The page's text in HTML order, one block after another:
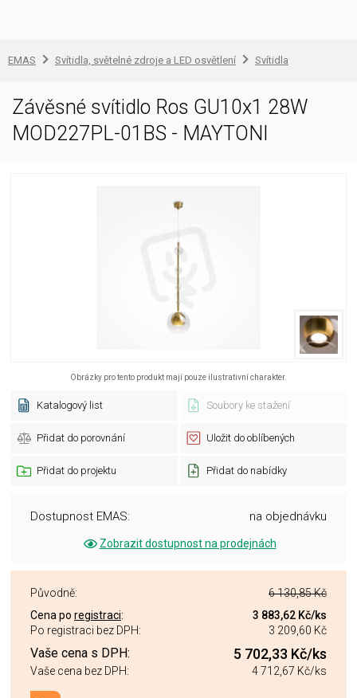
EMAS Svítidla, světelné zdroje a LED osvětlení Svítidla
Závěsné svítidlo Ros GU10x1 28W
MOD227PL-01BS - MAYTONI
Obrázky pro tento produkt mají pouze ilustrativní charakter.
Katalogový list Soubory ke stažení
Přidat do porovnání Uložit do oblíbených
Přidat do projektu Přidat do nabídky
Dostupnost EMAS: na objednávku
Zobrazit dostupnost na prodejnách
Původně:
6 130,85 Kč
Cena po registraci: 3 883,62 Kč/ks
Po registraci bez DPH:
3 209,60 Kč
Vaše cena s DPH: 5 702,33 Kč/ks
Vaše cena bez DPH: 4 712,67 Kč/ks